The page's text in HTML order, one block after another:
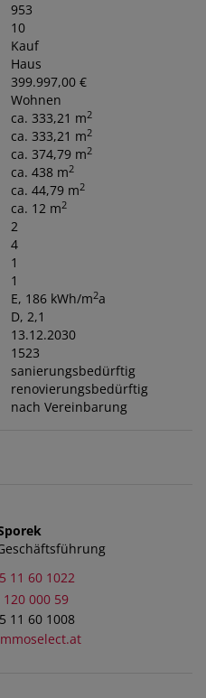
953
10
Kauf
Haus
399.997,00 €
Wohnen
ca. 333,21 m2
ca. 333,21 m2
ca. 374,79 m2
ca. 438 m2
ca. 44,79 m2
ca. 12 m2
2
4
1
1
E, 186 kWh/m2a
D, 2,1
13.12.2030
1523
sanierungsbedürftig
renovierungsbedürftig
nach Vereinbarung
11 60 1022
000 59
11 60 1008